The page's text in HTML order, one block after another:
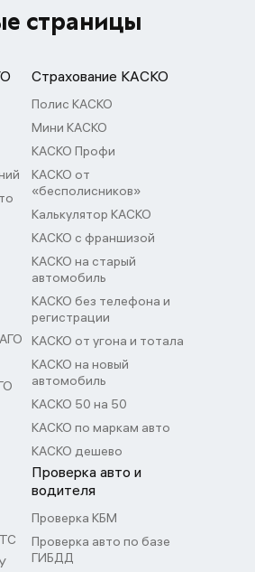
страницы
Страхование КАСКО
Полис КАСКО
Мини КАСКО
КАСКО Профи
КАСКО от
«бесполисников»
Калькулятор КАСКО
КАСКО с франшизой
КАСКО на старый
автомобиль
КАСКО без телефона и
регистрации
КАСКО от угона и тотала
КАСКО на новый
автомобиль
КАСКО 50 на 50
КАСКО по маркам авто
КАСКО дешево
Проверка авто и
водителя
Проверка КБМ
Проверка авто по базе
ГИБДД